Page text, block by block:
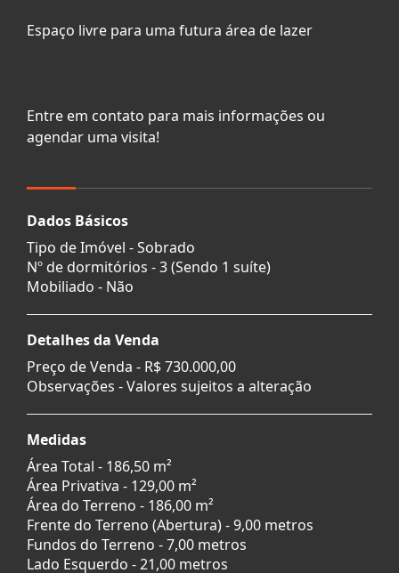
Espaço livre para uma futura área de lazer
Entre em contato para mais informações ou
agendar uma visita!
Dados Básicos
Tipo de Imóvel - Sobrado
Nº de dormitórios - 3 (Sendo 1 suíte)
Mobiliado - Não
Detalhes da Venda
Preço de Venda - R$ 730.000,00
Observações - Valores sujeitos a alteração
Medidas
Área Total - 186,50 m²
Área Privativa - 129,00 m²
Área do Terreno - 186,00 m²
Frente do Terreno (Abertura) - 9,00 metros
Fundos do Terreno - 7,00 metros
Lado Esquerdo - 21,00 metros